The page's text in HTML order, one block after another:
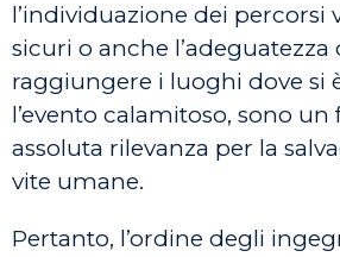
l’individuazione dei percorsi
sicuri o anche l’adeguatezza
raggiungere i luoghi dove si
l’evento calamitoso, sono un
assoluta rilevanza per la
vite umane.
Pertanto, l’ordine degli